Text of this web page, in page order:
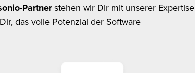
Partnerstehen wir Dir mit unserer Expertise
das volle Potenzial der Software